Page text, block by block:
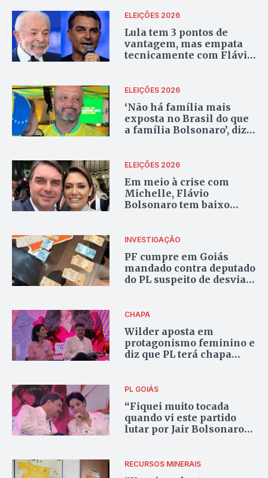
ELEIÇÕES 2026
Lula tem 3 pontos de
vantagem, mas empata
tecnicamente com Flávio
ELEIÇÕES 2026
‘Não há família mais
exposta no Brasil do que
a família Bolsonaro’, diz
ELEIÇÕES 2026
Em meio à crise com
Michelle, Flávio
Bolsonaro tem baixo
PL em Goiás minimizam
atrito
INVESTIGAÇÃO
PF cumpre em Goiás
mandado contra deputado
do PL suspeito de desviar
CHAPA
Wilder aposta em
protagonismo feminino e
diz que PL terá chapa
PL GOIÁS
“Fiquei muito tocada
quando vi este partido
lutar por Jair Bolsonaro”,
RECURSOS MINERAIS